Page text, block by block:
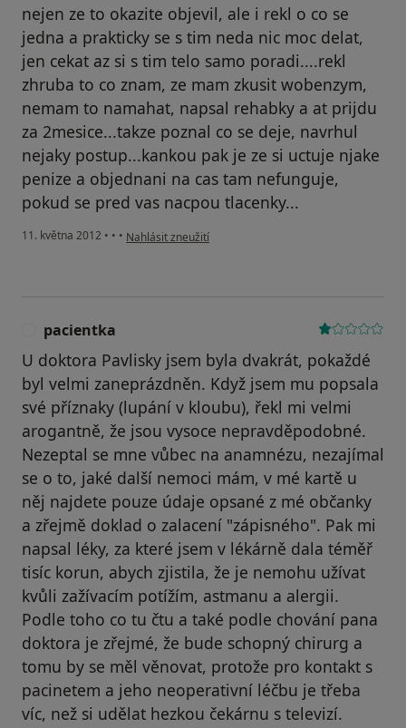
nejen ze to okazite objevil, ale i rekl o co se
jedna a prakticky se s tim neda nic moc delat,
jen cekat az si s tim telo samo poradi....rekl
zhruba to co znam, ze mam zkusit wobenzym,
nemam to namahat, napsal rehabky a at prijdu
za 2mesice...takze poznal co se deje, navrhul
nejaky postup...kankou pak je ze si uctuje njake
penize a objednani na cas tam nefunguje,
pokud se pred vas nacpou tlacenky...
11. května 2012 • • • podle názoru uživatele Váš účet byl odstraněn
Nahlásit zneužití
pacientka
U doktora Pavlisky jsem byla dvakrát, pokaždé
byl velmi zaneprázdněn. Když jsem mu popsala
své příznaky (lupání v kloubu), řekl mi velmi
arogantně, že jsou vysoce nepravděpodobné.
Nezeptal se mne vůbec na anamnézu, nezajímal
se o to, jaké další nemoci mám, v mé kartě u
něj najdete pouze údaje opsané z mé občanky
a zřejmě doklad o zalacení "zápisného". Pak mi
napsal léky, za které jsem v lékárně dala téměř
tisíc korun, abych zjistila, že je nemohu užívat
kvůli zažívacím potížím, astmanu a alergii.
Podle toho co tu čtu a také podle chování pana
doktora je zřejmé, že bude schopný chirurg a
tomu by se měl věnovat, protože pro kontakt s
pacinetem a jeho neoperativní léčbu je třeba
víc, než si udělat hezkou čekárnu s televizí.